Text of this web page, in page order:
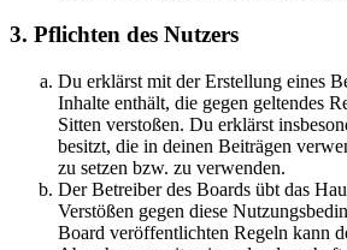
3. Pflichten des Nutzers
Du erklärst mit der Erstellung eines
Inhalte enthält, die gegen geltendes
Sitten verstoßen. Du erklärst
besitzt, die in deinen Beiträgen
zu setzen bzw. zu verwenden.
Der Betreiber des Boards übt das
Verstößen gegen diese
Board veröffentlichten Regeln kann